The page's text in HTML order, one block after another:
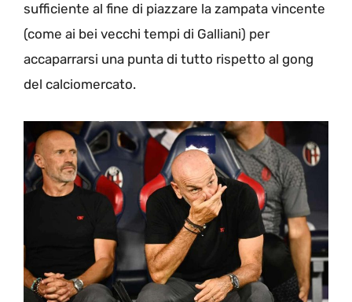
sufficiente al fine di piazzare la zampata vincente
(come ai bei vecchi tempi di Galliani) per
accaparrarsi una punta di tutto rispetto al gong
del calciomercato.